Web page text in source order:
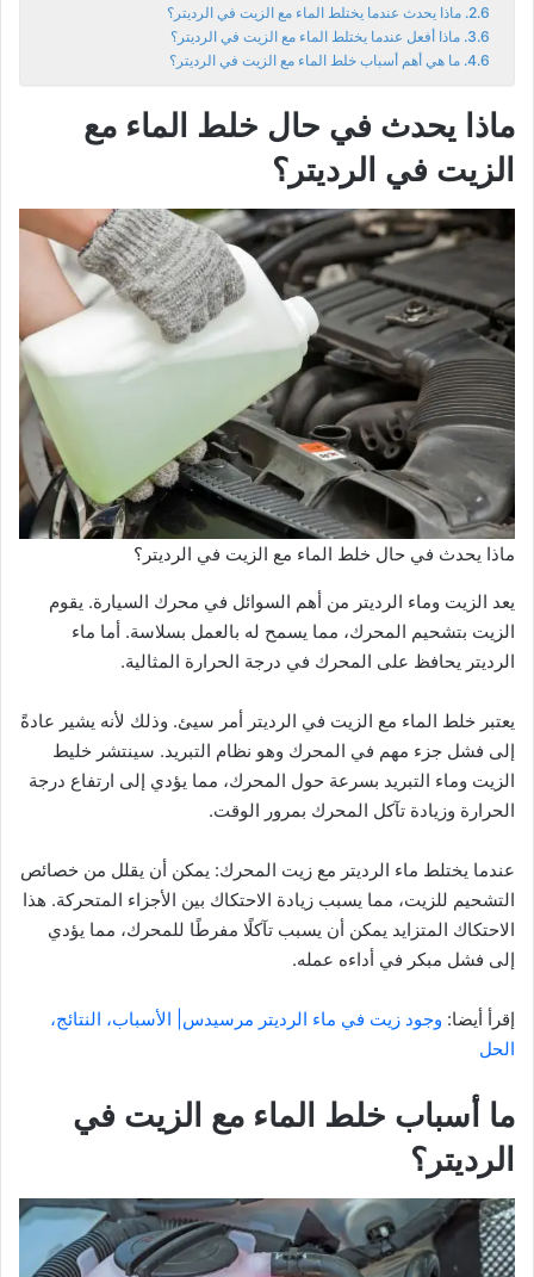
ماذا يحدث عندما يختلط الماء مع الزيت في الرديتر؟
ماذا أفعل عندما يختلط الماء مع الزيت في الرديتر؟
ما هي أهم أسباب خلط الماء مع الزيت في الرديتر؟
ماذا يحدث في حال خلط الماء مع
الزيت في الرديتر؟
ماذا يحدث في حال خلط الماء مع الزيت في الرديتر؟
يعد الزيت وماء الرديتر من أهم السوائل في محرك السيارة. يقوم
الزيت بتشحيم المحرك، مما يسمح له بالعمل بسلاسة. أما ماء
الرديتر يحافظ على المحرك في درجة الحرارة المثالية.
يعتبر خلط الماء مع الزيت في الرديتر أمر سيئ. وذلك لأنه يشير عادةً
إلى فشل جزء مهم في المحرك وهو نظام التبريد. سينتشر خليط
الزيت وماء التبريد بسرعة حول المحرك، مما يؤدي إلى ارتفاع درجة
الحرارة وزيادة تآكل المحرك بمرور الوقت.
عندما يختلط ماء الرديتر مع زيت المحرك: يمكن أن يقلل من خصائص
التشحيم للزيت، مما يسبب زيادة الاحتكاك بين الأجزاء المتحركة. هذا
الاحتكاك المتزايد يمكن أن يسبب تآكلًا مفرطًا للمحرك، مما يؤدي
إلى فشل مبكر في أداءه عمله.
إقرأ أيضا: وجود زيت في ماء الرديتر مرسيدس| الأسباب، النتائج،
الحل
ما أسباب خلط الماء مع الزيت في
الرديتر؟